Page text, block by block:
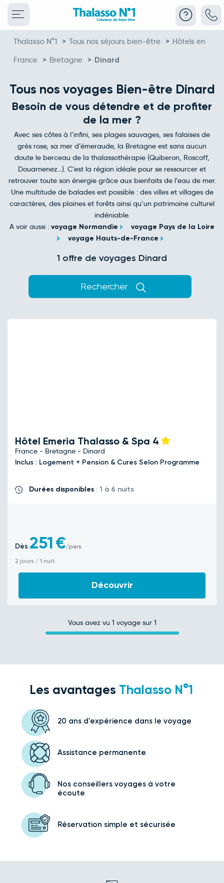
Thalasso N°1 > Tous nos séjours bien-être > Hôtels en
France > Bretagne > Dinard
Tous nos voyages Bien-être Dinard
Besoin de vous détendre et de profiter
de la mer ?
Avec ses côtes à l’infini, ses plages sauvages, ses falaises de
grès rose, sa mer d’émeraude, la Bretagne est sans aucun
doute le berceau de la thalassothérapie (Quiberon, Roscoff,
Douarnenez…). C’est la région idéale pour se ressourcer et
retrouver toute son énergie grâce aux bienfaits de l’eau de mer.
Une multitude de balades est possible : des villes et villages de
caractères, des plaines et forêts ainsi qu’un patrimoine culturel
indéniable.
A voir aussi :voyage Normandie
voyage Pays de la Loire
voyage Hauts-de-France
1 offre de voyages Dinard
Rechercher
Hôtel Emeria Thalasso & Spa 4
France - Bretagne - Dinard
Inclus : Logement + Pension & Cures Selon Programme
Durées disponibles : 1 à 6 nuits
Dès 251€/pers
2 jours / 1 nuit
Découvrir
Vous avez vu 1 voyage sur 1
Les avantages Thalasso N°1
20 ans d'expérience dans le voyage
Assistance permanente
Nos conseillers voyagesà votre
écoute
Réservation simple et sécurisée